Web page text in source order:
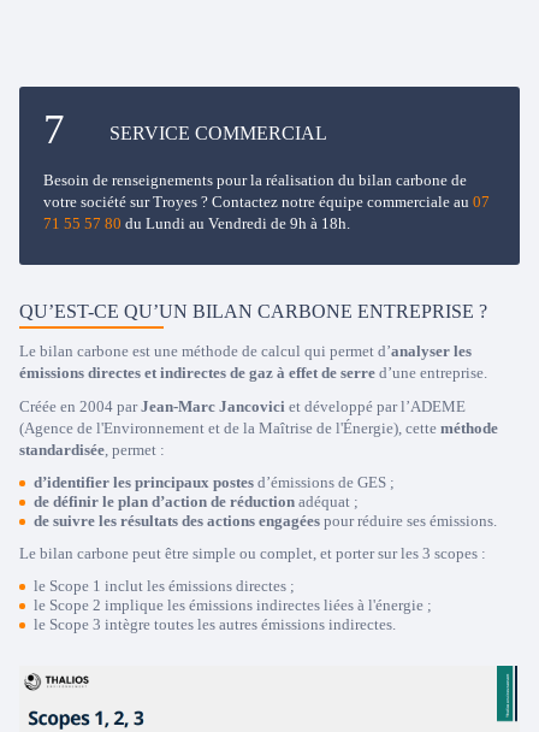
SERVICE COMMERCIAL
Besoin de renseignements pour la réalisation du bilan carbone de
votre société sur Troyes ? Contactez notre équipe commerciale au 07
71 55 57 80 du Lundi au Vendredi de 9h à 18h.
QU’EST-CE QU’UN BILAN CARBONE ENTREPRISE ?
Le bilan carbone est une méthode de calcul qui permet d’analyser les
émissions directes et indirectes de gaz à effet de serre d’une entreprise.
Créée en 2004 parJean-Marc Jancovici et développé par l’ADEME
(Agence de l'Environnement et de la Maîtrise de l'Énergie), cette méthode
standardisée, permet :
d’identifier les principaux postes d’émissions de GES ;
de définir le plan d’action de réduction adéquat ;
de suivre les résultats des actions engagées pour réduire ses émissions.
Le bilan carbone peut être simple ou complet, et porter sur les 3 scopes :
le Scope 1 inclut les émissions directes ;
le Scope 2 implique les émissions indirectes liées à l'énergie ;
le Scope 3 intègre toutes les autres émissions indirectes.